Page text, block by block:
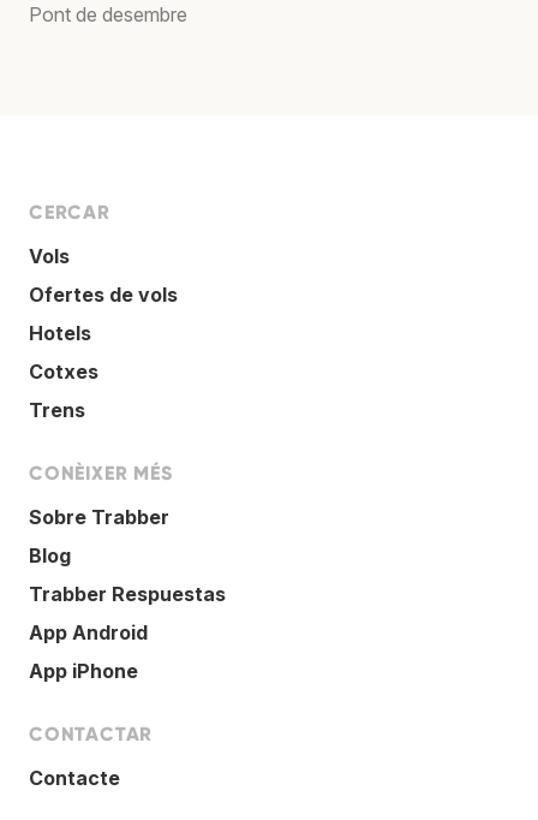
Pont de desembre
CERCAR
Vols
Ofertes de vols
Hotels
Cotxes
Trens
CONÈIXER MÉS
Sobre Trabber
Blog
Trabber Respuestas
App Android
App iPhone
CONTACTAR
Contacte